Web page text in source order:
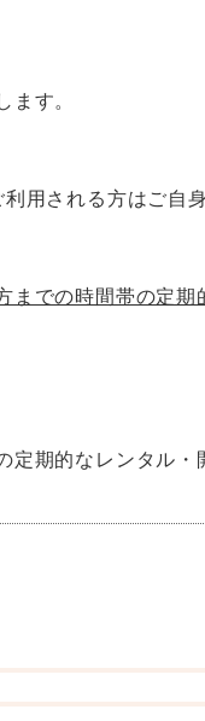
す。
用される方はご自
までの時間帯の定期
期的なレンタル・